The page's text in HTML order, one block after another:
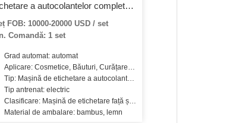
legume, fructe, produse lactate
de îngrijire a pielii, Produse de îngrijire a părului, Ulei,
a autocolantelor complet
Sticlă de sticlă Suc de
FOB: 10000-20000 USD / set
Comandă: 1 set
Grad automat: automat
Aplicare: Cosmetice, Băuturi, Curățare, Detergent, Produse de
Tip: Mașină de etichetare a autocolantelor
Tip antrenat: electric
Clasificare: Mașină de etichetare față și spate dublă
Material de ambalare: bambus, lemn